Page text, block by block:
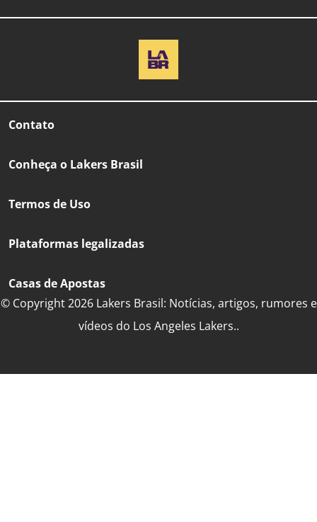
Contato
Conheça o Lakers Brasil
Termos de Uso
Plataformas legalizadas
Casas de Apostas
© Copyright 2026 Lakers Brasil: Notícias, artigos, rumores e
vídeos do Los Angeles Lakers..